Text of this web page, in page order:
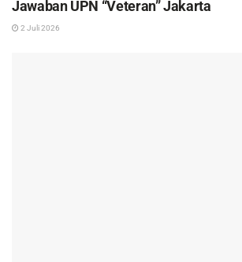
Jawaban UPN “Veteran” Jakarta
2 Juli 2026